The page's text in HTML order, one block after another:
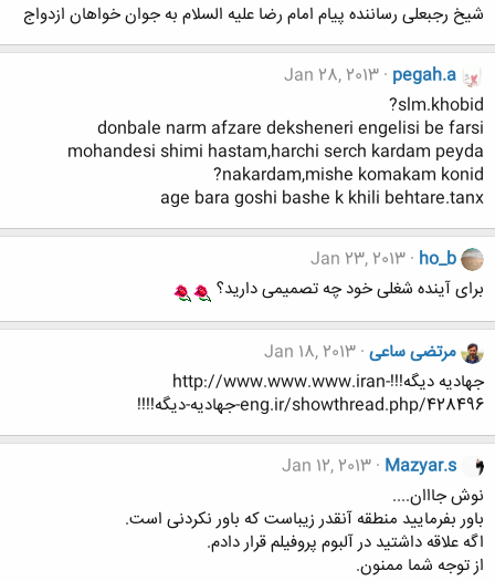
شیخ رجبعلی رساننده پیام امام رضا علیه السلام به جوان خواهان ازدواج
pegah.a
Jan 28, 2013
slm.khobid?
donbale narm afzare deksheneri engelisi be farsi
mohandesi shimi hastam,harchi serch kardam peyda
nakardam,mishe komakam konid?
age bara goshi bashe k khili behtare.tanx
ho_b
Jan 23, 2013
برای آینده شغلی خود چه تصمیمی دارید؟
مرتضی ساعی Jan 18, 2013
جهادیه دیگه!!!http://www.www.www.iran-
eng.ir/showthread.php/428496-جهادیه-دیگه!!!!
Mazyar.s
Jan 12, 2013
نوش جااان....
باور بفرمایید منطقه آنقدر زیباست که باور نکردنی است.
اگه علاقه داشتید در آلبوم پروفیلم قرار دادم.
از توجه شما ممنون.